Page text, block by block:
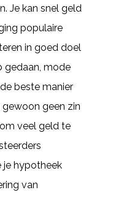
Je kan snel geld
populaire
in goed doel
gedaan, mode
beste manier
geen zin
veel geld te
je hypotheek
van